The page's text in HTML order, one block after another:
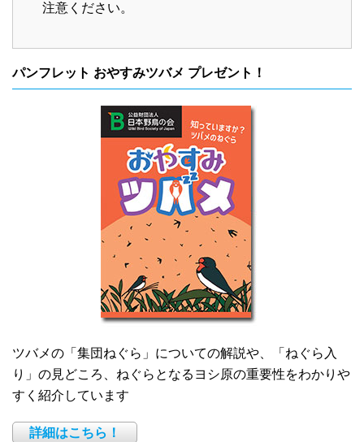
注意ください。
パンフレット おやすみツバメ プレゼント！
ツバメの「集団ねぐら」についての解説や、「ねぐら入
り」の見どころ、ねぐらとなるヨシ原の重要性をわかりや
すく紹介しています
詳細はこちら！